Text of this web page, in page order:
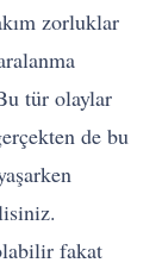
zorluklar
tür olaylar
de bu
fakat